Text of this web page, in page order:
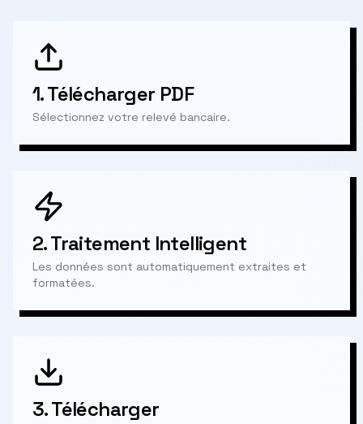
1.Télécharger PDF
Sélectionnez votre relevé bancaire.
2.Traitement Intelligent
Les données sont automatiquement extraites et
formatées.
3.Télécharger